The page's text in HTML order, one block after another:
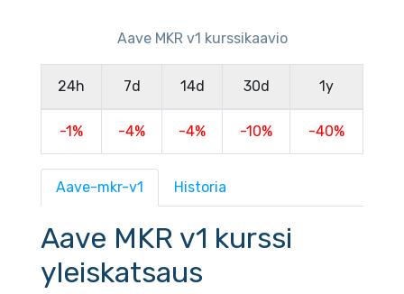
Aave MKR v1 kurssikaavio
24h 7d 14d 30d 1y
-1% -4% -4% -10% -40%
Aave-mkr-v1 Historia
Aave MKR v1 kurssi
yleiskatsaus